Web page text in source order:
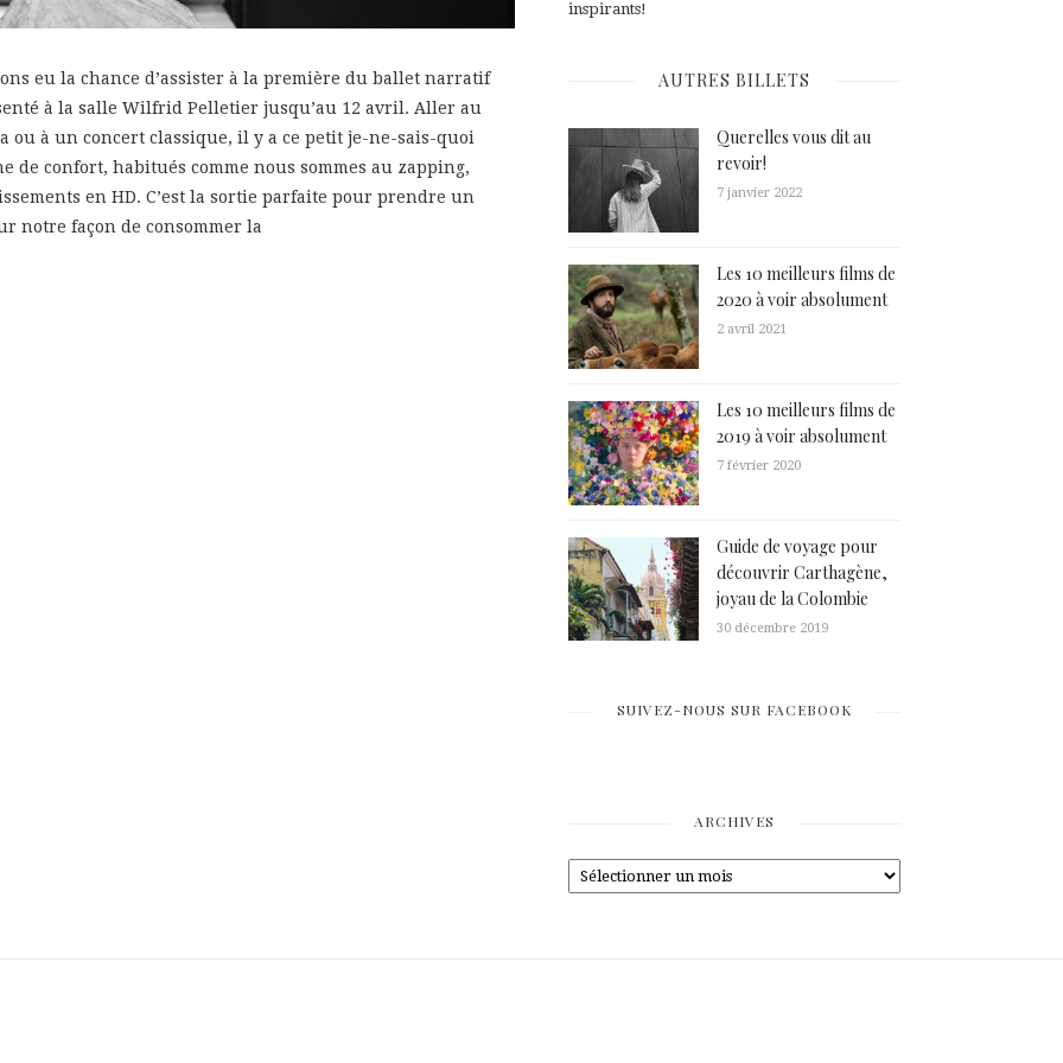
eu la chance d’assister à la première du ballet narratif
à la salle Wilfrid Pelletier jusqu’au 12 avril. Aller au
ou à un concert classique, il y a ce petit je-ne-sais-quoi
de confort, habitués comme nous sommes au zapping,
en HD. C’est la sortie parfaite pour prendre un
notre façon de consommer la
inspirants!
AUTRES BILLETS
Querelles vous dit au
revoir!
7 janvier 2022
Les 10 meilleurs films de
2020 à voir absolument
2 avril 2021
Les 10 meilleurs films de
2019 à voir absolument
7 février 2020
Guide de voyage pour
découvrir Carthagène,
joyau de la Colombie
30 décembre 2019
SUIVEZ-NOUS SUR FACEBOOK
ARCHIVES